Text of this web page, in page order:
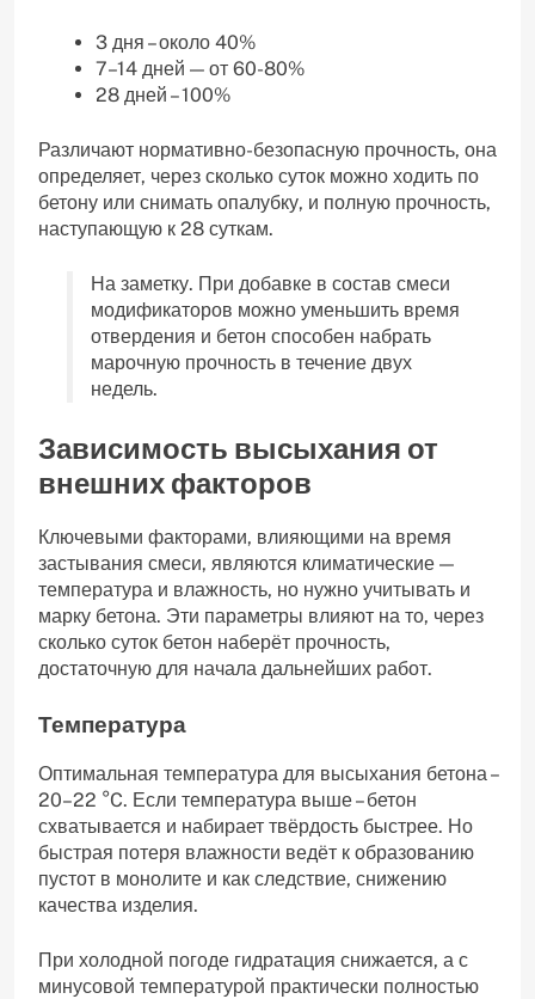
3 дня – около 40%
7–14 дней — от 60-80%
28 дней – 100%
Различают нормативно-безопасную прочность, она
определяет, через сколько суток можно ходить по
бетону или снимать опалубку, и полную прочность,
наступающую к 28 суткам.
На заметку. При добавке в состав смеси
модификаторов можно уменьшить время
отвердения и бетон способен набрать
марочную прочность в течение двух
недель.
Зависимость высыхания от
внешних факторов
Ключевыми факторами, влияющими на время
застывания смеси, являются климатические —
температура и влажность, но нужно учитывать и
марку бетона. Эти параметры влияют на то, через
сколько суток бетон наберёт прочность,
достаточную для начала дальнейших работ.
Температура
Оптимальная температура для высыхания бетона –
20–22 °C. Если температура выше – бетон
схватывается и набирает твёрдость быстрее. Но
быстрая потеря влажности ведёт к образованию
пустот в монолите и как следствие, снижению
качества изделия.
При холодной погоде гидратация снижается, а с
минусовой температурой практически полностью